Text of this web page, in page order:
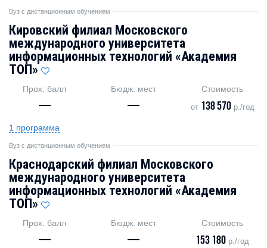
Вуз с дистанционным обучением
Кировский филиал Московского
международного университета
информационных технологий «Академия
TOП»
Прох. балл
—
Бюдж. мест
—
Стоимость
от 138 570р./год
1 программа
Вуз с дистанционным обучением
Краснодарский филиал Московского
международного университета
информационных технологий «Академия
TOП»
Прох. балл
—
Бюдж. мест
—
Стоимость
153 180 р./год